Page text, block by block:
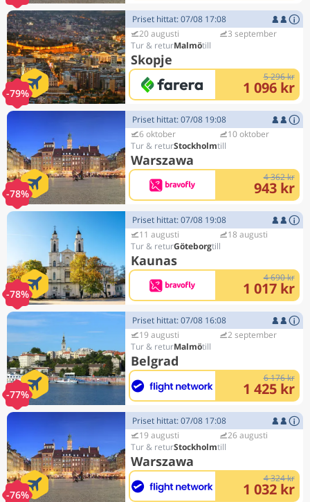
-79%
Priset hittat: 07/08 17:08
20 augusti
Malmö
Skopje
3 september
5 296 kr
1 096 kr
-78%
Priset hittat: 07/08 19:08
6 oktober
Stockholm
Warszawa
10 oktober
4 362 kr
943 kr
-78%
Priset hittat: 07/08 19:08
11 augusti
Göteborg
Kaunas
18 augusti
4 690 kr
1 017 kr
-77%
Priset hittat: 07/08 16:08
19 augusti
Malmö
Belgrad
2 september
6 176 kr
1 425 kr
-76%
Priset hittat: 07/08 17:08
19 augusti
Stockholm
Warszawa
26 augusti
4 324 kr
1 032 kr